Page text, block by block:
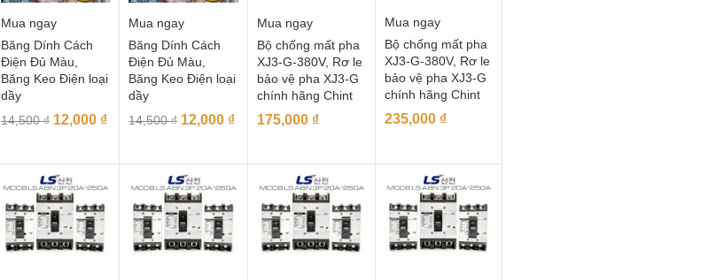
Mua ngay
Băng Dính Cách
Điện Đủ Màu,
Băng Keo Điện loại
dầy
14,500₫ 12,000 ₫
Mua ngay
Băng Dính Cách
Điện Đủ Màu,
Băng Keo Điện loại
dầy
14,500₫ 12,000 ₫
Mua ngay
Bộ chống mất pha
XJ3-G-380V, Rơ le
bảo vệ pha XJ3-G
chính hãng Chint
175,000 ₫
Mua ngay
Bộ chống mất pha
XJ3-G-380V, Rơ le
bảo vệ pha XJ3-G
chính hãng Chint
235,000 ₫